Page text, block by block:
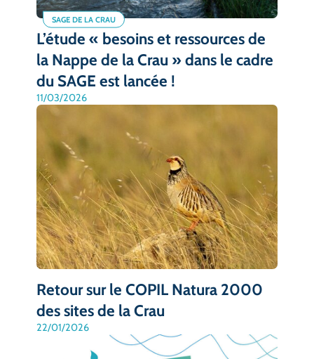
SAGE DE LA CRAU
L’étude « besoins et ressources de
la Nappe de la Crau » dans le cadre
du SAGE est lancée !
11/03/2026
Retour sur le COPIL Natura 2000
des sites de la Crau
22/01/2026